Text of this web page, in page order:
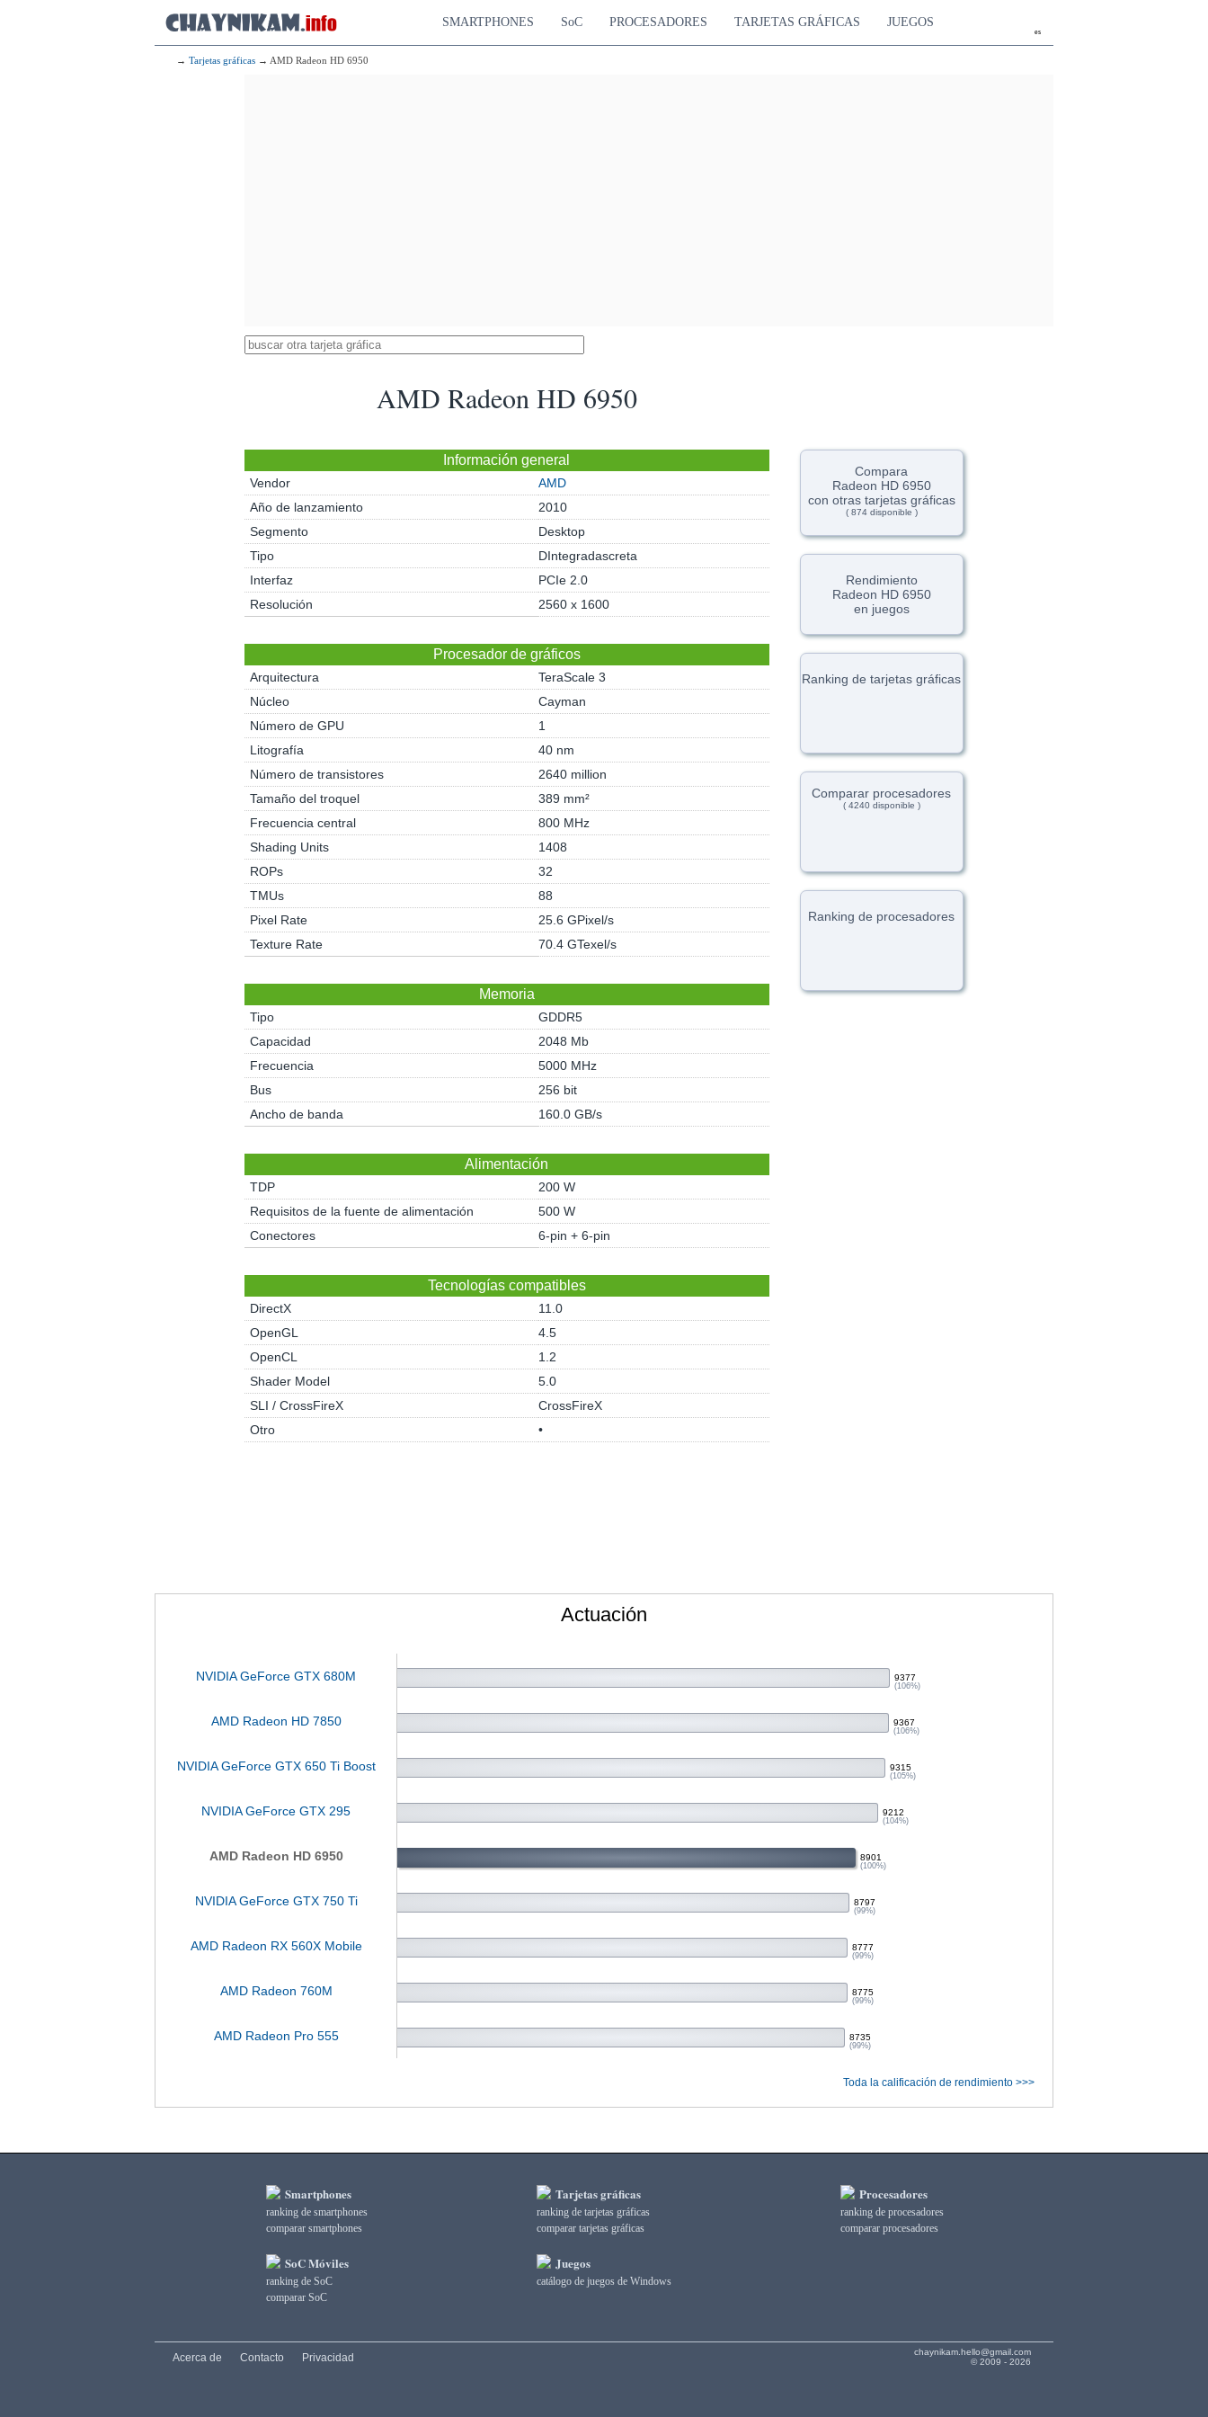
es
SMARTPHONES SoC PROCESADORES TARJETAS GRÁFICAS JUEGOS
→ Tarjetas gráficas → AMD Radeon HD 6950
AMD Radeon HD 6950
Información general
Vendor
AMD
Año de lanzamiento
2010
Segmento
Desktop
Tipo
DIntegradascreta
Interfaz
PCIe 2.0
Resolución
2560 x 1600
Procesador de gráficos
Arquitectura
TeraScale 3
Núcleo
Cayman
Número de GPU
1
Litografía
40 nm
Número de transistores
2640 million
Tamaño del troquel
389 mm²
Frecuencia central
800 MHz
Shading Units
1408
ROPs
32
TMUs
88
Pixel Rate
25.6 GPixel/s
Texture Rate
70.4 GTexel/s
Memoria
Tipo
GDDR5
Capacidad
2048 Mb
Frecuencia
5000 MHz
Bus
256 bit
Ancho de banda
160.0 GB/s
Alimentación
TDP
200 W
Requisitos de la fuente de alimentación
500 W
Conectores
6-pin + 6-pin
Tecnologías compatibles
DirectX
11.0
OpenGL
4.5
OpenCL
1.2
Shader Model
5.0
SLI / CrossFireX
CrossFireX
Otro
•
Compara
Radeon HD 6950
con otras tarjetas gráficas
( 874 disponible )
Rendimiento
Radeon HD 6950
en juegos
Ranking de tarjetas gráficas
Comparar procesadores
( 4240 disponible )
Ranking de procesadores
Actuación
NVIDIA GeForce GTX 680M 9377
(106%)
AMD Radeon HD 7850 9367
(106%)
NVIDIA GeForce GTX 650 Ti Boost 9315
(105%)
NVIDIA GeForce GTX 295 9212
(104%)
AMD Radeon HD 6950 8901
(100%)
NVIDIA GeForce GTX 750 Ti 8797
(99%)
AMD Radeon RX 560X Mobile 8777
(99%)
AMD Radeon 760M 8775
(99%)
AMD Radeon Pro 555 8735
(99%)
Toda la calificación de rendimiento >>>
Smartphones
ranking de smartphones
comparar smartphones
SoC Móviles
ranking de SoC
comparar SoC
Tarjetas gráficas
ranking de tarjetas gráficas
comparar tarjetas gráficas
Juegos
catálogo de juegos de Windows
Procesadores
ranking de procesadores
comparar procesadores
chaynikam.hello@gmail.com
© 2009 - 2026
Acerca de Contacto Privacidad